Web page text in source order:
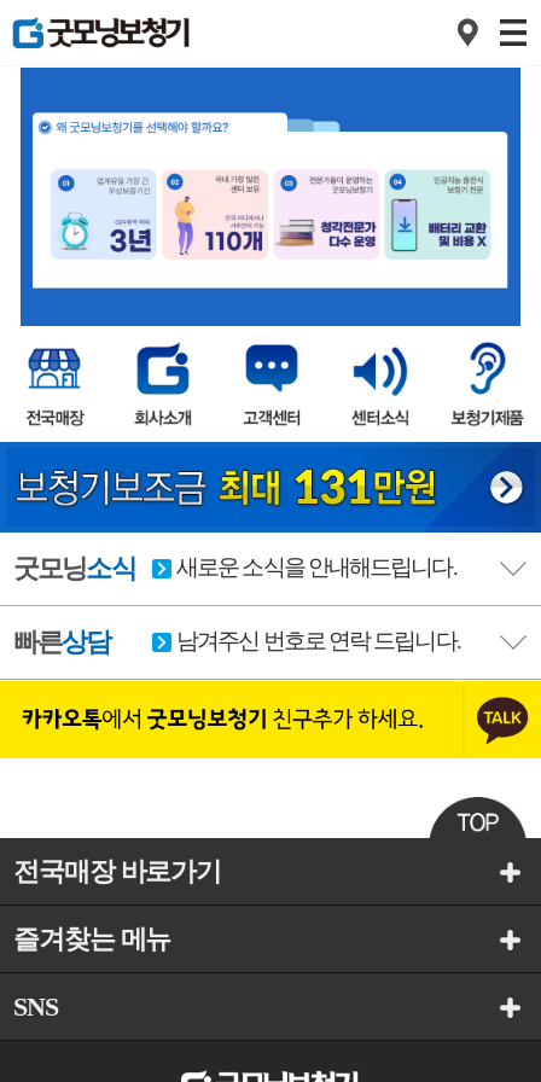
2
3
굿모닝소식 새로운 소식을 안내해드립니다.
빠른상담 남겨주신 번호로 연락 드립니다.
전국매장 바로가기
즐겨찾는 메뉴
SNS